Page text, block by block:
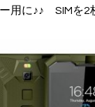
用に♪♪ SIMを2